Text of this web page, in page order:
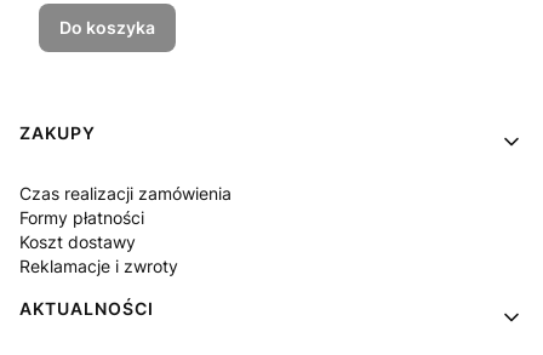
Do koszyka
Linki w stopce
ZAKUPY
Czas realizacji zamówienia
Formy płatności
Koszt dostawy
Reklamacje i zwroty
AKTUALNOŚCI